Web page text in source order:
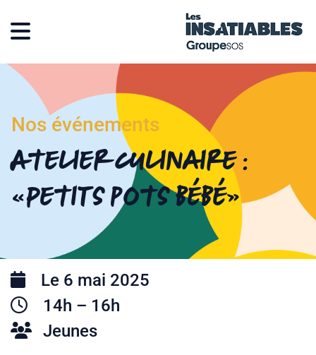
Nos événements
Atelier culinaire :
« Petits pots bébé »
Le 6 mai 2025
14h – 16h
Jeunes